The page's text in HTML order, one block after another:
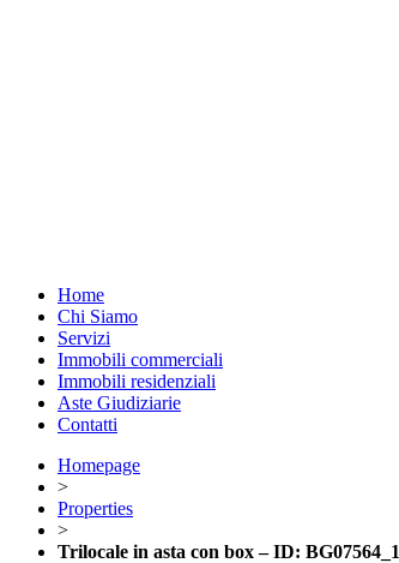
Home
Chi Siamo
Servizi
Immobili commerciali
Immobili residenziali
Aste Giudiziarie
Contatti
Homepage
>
Properties
>
Trilocale in asta con box – ID: BG07564_1